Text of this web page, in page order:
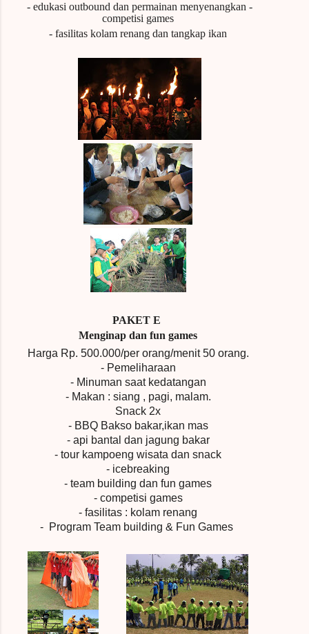
- edukasi outbound dan permainan menyenangkan -
competisi games
- fasilitas kolam renang dan tangkap ikan
PAKET E
Menginap dan fun games
Harga Rp. 500.000/per orang/menit 50 orang.
- Pemeliharaan
- Minuman saat kedatangan
- Makan : siang , pagi, malam.
Snack 2x
- BBQ Bakso bakar,ikan mas
- api bantal dan jagung bakar
- tour kampoeng wisata dan snack
- icebreaking
- team building dan fun games
- competisi games
- fasilitas : kolam renang
- Program Team building & Fun Games